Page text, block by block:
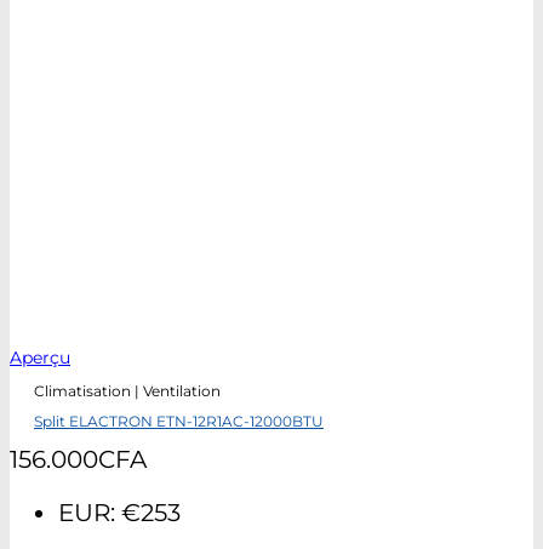
Aperçu
Climatisation | Ventilation
Split ELACTRON ETN-12R1AC-12000BTU
156.000CFA
EUR: €253